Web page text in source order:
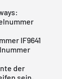
IF9641
der